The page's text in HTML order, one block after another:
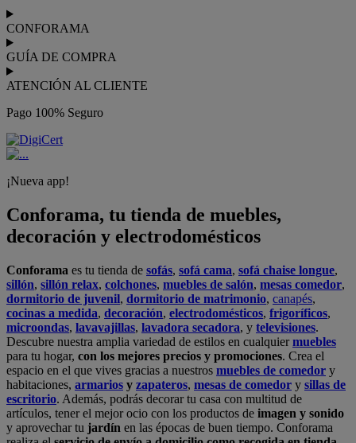
CONFORAMA
GUÍA DE COMPRA
ATENCIÓN AL CLIENTE
Pago 100% Seguro
¡Nueva app!
Conforama, tu tienda de muebles,
decoración y electrodomésticos
Conforama es tu tienda de sofás, sofá cama, sofá chaise longue,
sillón, sillón relax, colchones, muebles de salón, mesas comedor,
dormitorio de juvenil, dormitorio de matrimonio, canapés,
cocinas a medida, decoración, electrodomésticos, frigoríficos,
microondas, lavavajillas, lavadora secadora, y televisiones.
Descubre nuestra amplia variedad de estilos en cualquiermuebles
para tu hogar, con los mejores precios y promociones. Crea el
espacio en el que vives gracias a nuestros muebles de comedor y
habitaciones, armarios y zapateros, mesas de comedor y sillas de
escritorio. Además, podrás decorar tu casa con multitud de
artículos, tener el mejor ocio con los productos de imagen y sonido
y aprovechar tu jardín en las épocas de buen tiempo. Conforama